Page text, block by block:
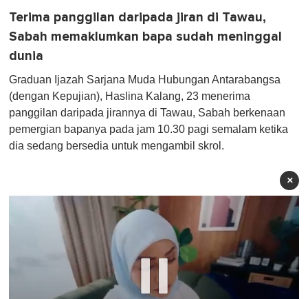
Terima panggilan daripada jiran di Tawau,
Sabah memaklumkan bapa sudah meninggal
dunia
Graduan Ijazah Sarjana Muda Hubungan Antarabangsa
(dengan Kepujian), Haslina Kalang, 23 menerima
panggilan daripada jirannya di Tawau, Sabah berkenaan
pemergian bapanya pada jam 10.30 pagi semalam ketika
dia sedang bersedia untuk mengambil skrol.
×